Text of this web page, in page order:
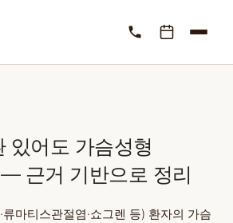
있어도 가슴성형
근거 기반으로 정리
마티스관절염·쇼그렌 등) 환자의 가슴